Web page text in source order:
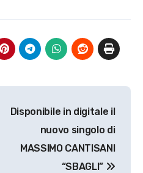
Disponibile in digitale il
nuovo singolo di
MASSIMO CANTISANI
“SBAGLI”